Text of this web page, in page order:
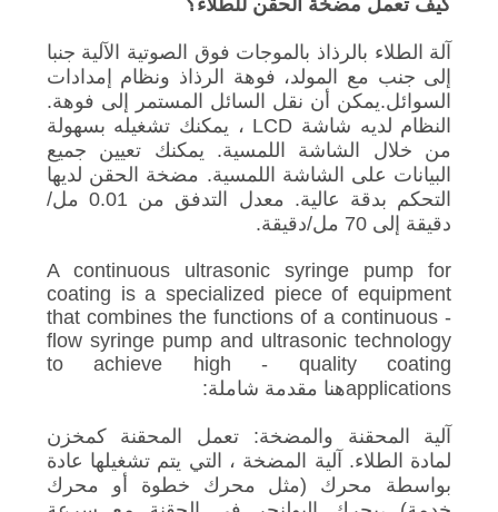
كيف تعمل مضخة الحقن للطلاء؟
آلة الطلاء بالرذاذ بالموجات فوق الصوتية الآلية جنبا
إلى جنب مع المولد، فوهة الرذاذ ونظام إمدادات
السوائل.يمكن أن نقل السائل المستمر إلى فوهة.
النظام لديه شاشة LCD ، يمكنك تشغيله بسهولة
من خلال الشاشة اللمسية. يمكنك تعيين جميع
البيانات على الشاشة اللمسية. مضخة الحقن لديها
التحكم بدقة عالية. معدل التدفق من 0.01 مل/
دقيقة إلى 70 مل/دقيقة.
A continuous ultrasonic syringe pump for
coating is a specialized piece of equipment
that combines the functions of a continuous -
flow syringe pump and ultrasonic technology
to achieve high - quality coating
applicationsهنا مقدمة شاملة:
آلية المحقنة والمضخة: تعمل المحقنة كمخزن
لمادة الطلاء. آلية المضخة ، التي يتم تشغيلها عادة
بواسطة محرك (مثل محرك خطوة أو محرك